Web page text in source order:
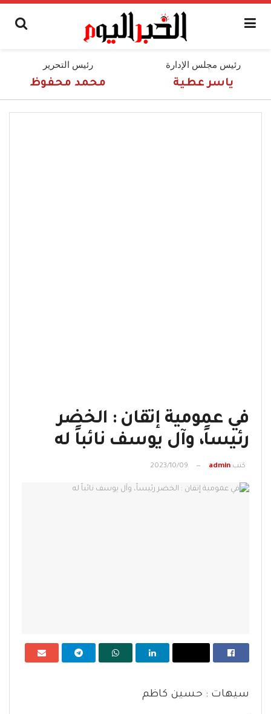
رئيس مجلس الإدارة
ياسر عطية
رئيس التحرير
محمد محفوظ
في عمومية إتقان : الخضر
رئيساً، وآل يوسف نائباً له
كتب admin
2023/10/09
سيهات : حسين كاظم